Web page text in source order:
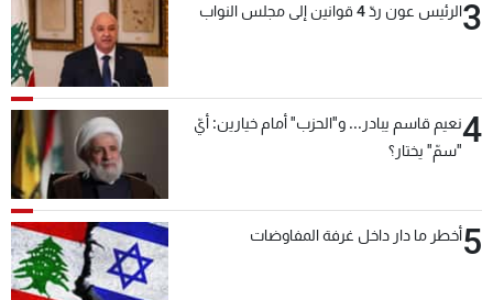
3الرئيس عون ردّ 4 قوانين إلى مجلس النواب
4نعيم قاسم يبادر... و"الحزب" أمام خيارين: أيّ
"سمّ" يختار؟
5أخطر ما دار داخل غرفة المفاوضات